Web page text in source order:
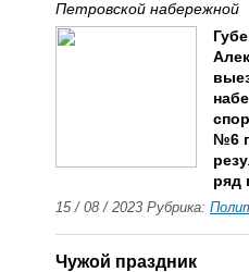
Петровской набережной
№6
ряд
15 / 08 / 2023 Рубрика:
Чужой праздник